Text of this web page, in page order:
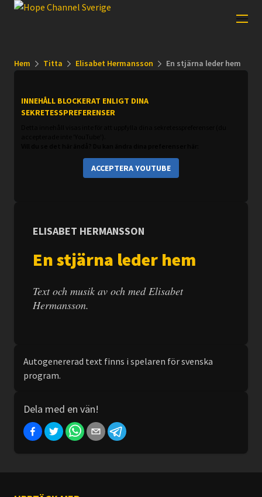
Hem Titta Elisabet Hermansson En stjärna leder hem
INNEHÅLL BLOCKERAT ENLIGT DINA
SEKRETESSPREFERENSER
ACCEPTERA YOUTUBE
ELISABET HERMANSSON
En stjärna leder hem
Text och musik av och med Elisabet
Hermansson.
Autogenererad text finns i spelaren för svenska
program.
Dela med en vän!